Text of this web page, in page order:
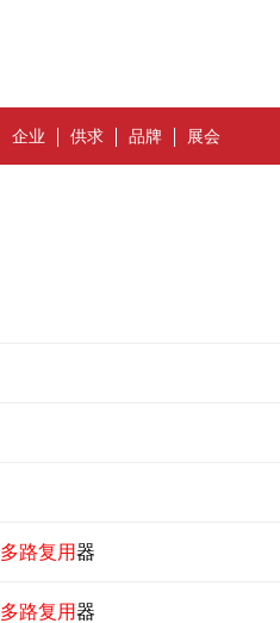
企业 供求 品牌 展会
多路复用器
多路复用器